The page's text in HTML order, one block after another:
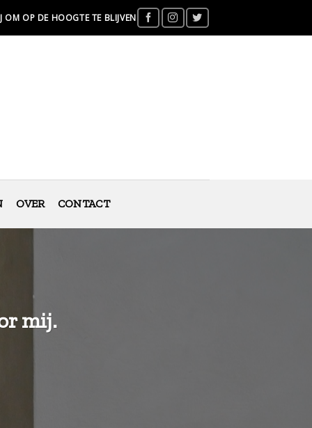
OM OP DE HOOGTE TE BLIJVEN
OVER CONTACT
mij.